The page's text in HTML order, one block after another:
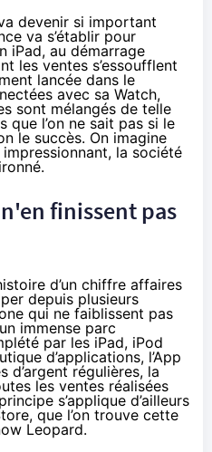
devenir si important
va s’établir pour
iPad, au démarrage
les ventes s’essoufflent
lancée dans le
avec sa Watch,
sont mélangés de telle
que l’on ne sait pas si le
le succès. On imagine
la société
finissent pas
d’un chiffre affaires
depuis plusieurs
qui ne faiblissent pas
immense parc
par les iPad, iPod
d’applications, l’App
d’argent régulières, la
les ventes réalisées
s’applique d’ailleurs
que l’on trouve cette
Leopard.